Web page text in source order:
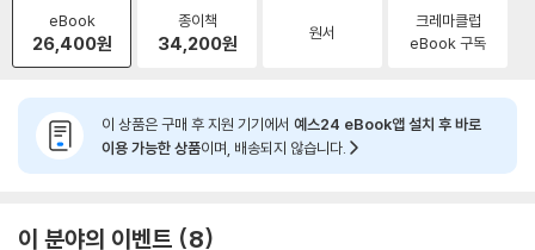
eBook
26,400원
종이책
34,200원 원서
크레마클럽
eBook 구독
이 상품은 구매 후 지원 기기에서 예스24 eBook앱 설치 후 바로
이용 가능한 상품이며, 배송되지 않습니다.
이 분야의 이벤트 8